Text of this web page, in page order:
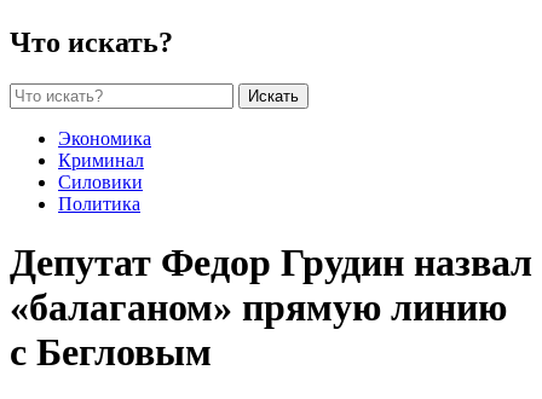
Что искать?
Искать
Экономика
Криминал
Силовики
Политика
Депутат Федор Грудин назвал
«балаганом» прямую линию
с Бегловым